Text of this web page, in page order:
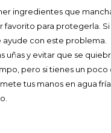
ingredientes que
para protegerla. Si
con este problema.
y evitar que se
pero si tienes un poco
tus manos en agua